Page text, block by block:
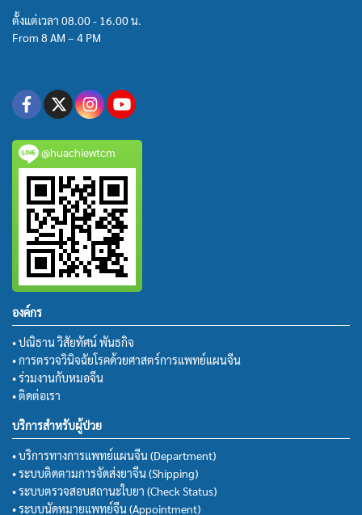
ตั้งแต่เวลา 08.00 - 16.00 น.
From 8 AM – 4 PM
@huachiewtcm
องค์กร
• ปณิธาน วิสัยทัศน์ พันธกิจ
• การตรวจวินิจฉัยโรคด้วยศาสตร์การแพทย์แผนจีน
• ร่วมงานกับหมอจีน
• ติดต่อเรา
บริการสำหรับผู้ป่วย
• บริการทางการแพทย์แผนจีน (Department)
• ระบบติดตามการจัดส่งยาจีน (Shipping)
• ระบบตรวจสอบสถานะใบยา (Check Status)
• ระบบนัดหมายแพทย์จีน (Appointment)